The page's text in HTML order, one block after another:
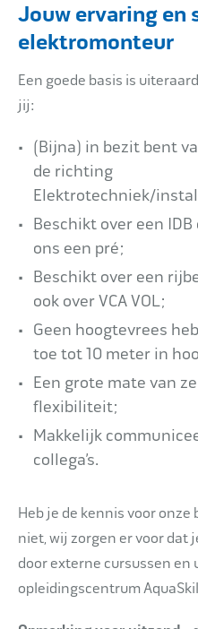
Jouw ervaring en
elektromonteur
Een goede basis is
jij:
(Bijna) in bezit bent
de richting
Elektrotechniek/
Beschikt over een
ons een pré;
Beschikt over een
ook over VCA VOL;
Geen hoogtevrees
toe tot 10 meter in
Een grote mate van
flexibiliteit;
Makkelijk
collega’s.
Heb je de kennis voor
niet, wij zorgen er voor dat
door externe cursussen en
opleidingscentrum